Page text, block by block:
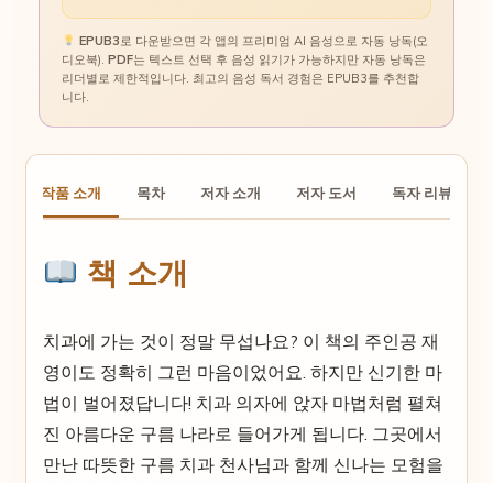
EPUB3로 다운받으면 각 앱의 프리미엄 AI 음성으로 자동 낭독(오
디오북).PDF는 텍스트 선택 후 음성 읽기가 가능하지만 자동 낭독은
리더별로 제한적입니다. 최고의 음성 독서 경험은 EPUB3를 추천합
니다.
작품 소개 목차 저자 소개 저자 도서 독자 리뷰
책 소개
치과에 가는 것이 정말 무섭나요? 이 책의 주인공 재
영이도 정확히 그런 마음이었어요. 하지만 신기한 마
법이 벌어졌답니다! 치과 의자에 앉자 마법처럼 펼쳐
진 아름다운 구름 나라로 들어가게 됩니다. 그곳에서
만난 따뜻한 구름 치과 천사님과 함께 신나는 모험을